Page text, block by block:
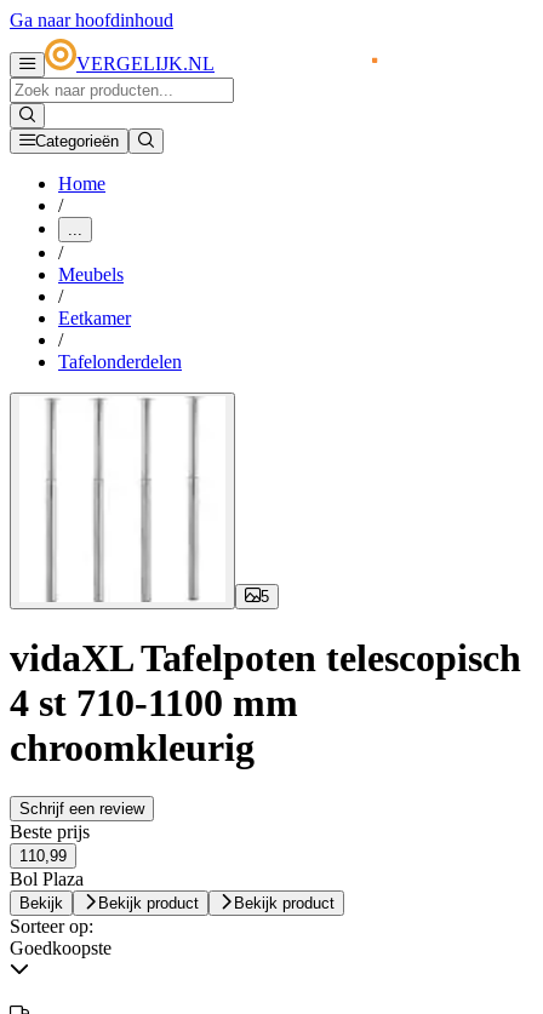
Ga naar hoofdinhoud
VERGELIJK.NL
Categorieën
Home
/
...
/
Meubels
/
Eetkamer
/
Tafelonderdelen
5
vidaXL Tafelpoten telescopisch
4 st 710-1100 mm
chroomkleurig
Schrijf een review
Beste prijs
110,99
Bol Plaza
Bekijk Bekijk product Bekijk product
Sorteer op:
Goedkoopste